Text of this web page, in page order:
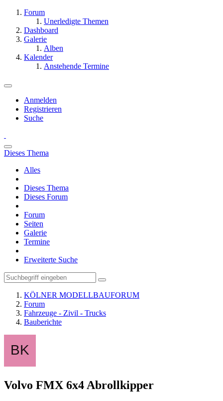
Forum
Unerledigte Themen
Dashboard
Galerie
Alben
Kalender
Anstehende Termine
Anmelden
Registrieren
Suche
Dieses Thema
Alles
Dieses Thema
Dieses Forum
Forum
Seiten
Galerie
Termine
Erweiterte Suche
KÖLNER MODELLBAUFORUM
Forum
Fahrzeuge - Zivil - Trucks
Bauberichte
Volvo FMX 6x4 Abrollkipper